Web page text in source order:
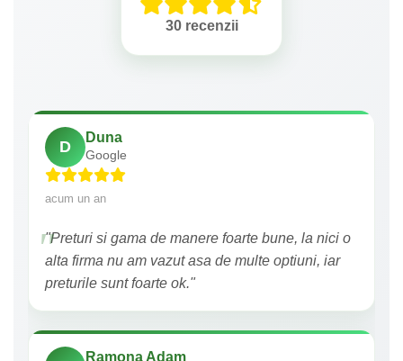
30 recenzii
D
Duna
Google
acum un an
"Preturi si gama de manere foarte bune, la nici o
alta firma nu am vazut asa de multe optiuni, iar
preturile sunt foarte ok."
Ramona Adam